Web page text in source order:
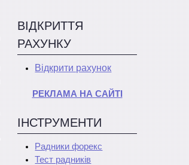
ВІДКРИТТЯ
РАХУНКУ
Відкрити рахунок
РЕКЛАМА НА САЙТІ
ІНСТРУМЕНТИ
Радники форекс
Тест радників